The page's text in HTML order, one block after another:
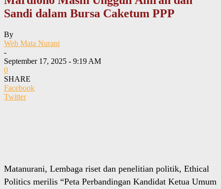
Sandi dalam Bursa Caketum PPP
By
Web Mata Nurani
-
September 17, 2025 - 9:19 AM
0
SHARE
Facebook
Twitter
Matanurani, Lembaga riset dan penelitian politik, Ethical
Politics merilis “Peta Perbandingan Kandidat Ketua Umum